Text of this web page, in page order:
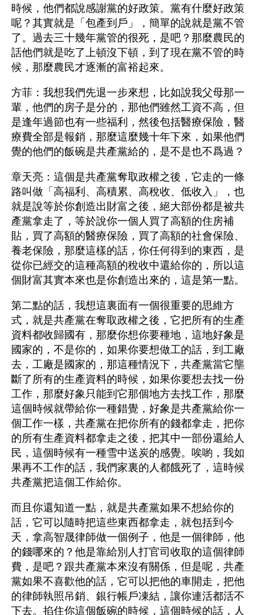
時候，他們都說感謝黨的好政策。黨有什麼好政策
呢？其實就是「包產到戶」，簡單的說就是黨不管
了。過去三十幾年黨管的很死，是吧？那麼農民的
話他們就是吃了上頓沒下頓，到了現在黨不管的時
候，那麼農民才逐漸的富裕起來。
方菲：我想我們先退一步來想，比如說我父母那一
輩，他們的房子是分的，那他們雖然工資不高，但
是逢年過節也有一些福利，然後包括醫療保險，醫
療費全部是報銷，那麼這麼幾十年下來，如果他們
覺的他們的飯碗是共產黨給的，是不是也不爲過？
章天亮：這個是共產黨奪取政權之後，它走的一條
路叫做「高福利、高積累、高稅收、低收入」，也
就是說等於你創造出財富之後，絕大部份都是被共
產黨拿走了，等於說你一個人買了高額的住房補
貼，買了高額的醫療保險，買了高額的社會保險、
養老保險，那麼這樣的話，你任何得到的東西，是
從你已經交的這種高額的稅收中還給你的，所以這
個財富其實本來也是你創造出來的，這是第一點。
第二點的話，我想這裏面有一個很重要的思維方
式，就是共產黨在奪取政權之後，它把所有的生產
資料都收歸國有，那麼你想你要種地，這地好象是
國家的，不是你的，如果你要想做工的話，到工廠
去，工廠是國家的，那這種情況下，共產黨當它壟
斷了所有的生產資料的時候，如果你要想去找一份
工作，那麼好象只能到它那個地方去找工作，那麼
這個時候就帶給你一種錯覺，好象是共產黨給你一
個工作一樣，共產黨在把你所有的錢都拿走，把你
的所有生產資料都拿走之後，把其中一部份還給人
民，這個時候有一種雪中送炭的感覺。唉喲，我如
果再不工作的話，我們家裏的人都餓死了，這時候
共產黨把這個工作給你。
而且你還知道一點，就是共產黨如果不想給你的
話，它可以隨時把這些東西都拿走，就包括到今
天，拿高智晟律師做一個例子，他是一個律師，他
的錢哪來的？他是靠給別人打官司收取的這個律師
費，是吧？跟共產黨本來沒有關係，但是呢，共產
黨如果不喜歡他的話，它可以把他的車開走，把他
的律師執照吊銷、銀行帳戶凍結，讓你連活都活不
下去。掐住你這個飯碗的時候，這個時候的話，人